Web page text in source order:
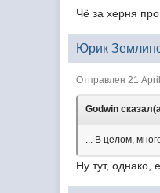
Чё за херня
Юрик
Отправлен 21
Godwin
... В целом,
Ну тут, однако,